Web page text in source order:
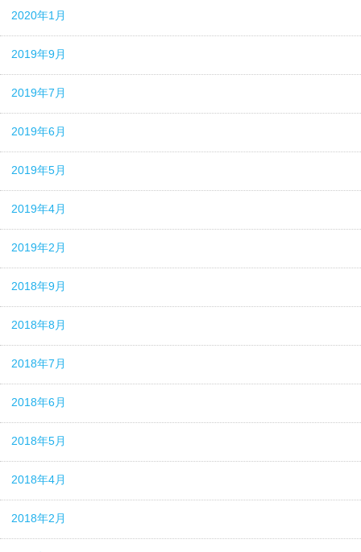
2020年1月
2019年9月
2019年7月
2019年6月
2019年5月
2019年4月
2019年2月
2018年9月
2018年8月
2018年7月
2018年6月
2018年5月
2018年4月
2018年2月